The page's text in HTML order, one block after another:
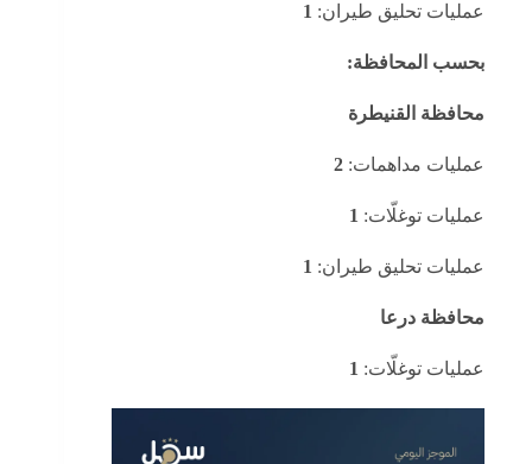
عمليات تحليق طيران:
بحسب المحافظة:
محافظة القنيطرة
عمليات مداهمات: 2
عمليات توغلّات: 1
عمليات تحليق طيران:
محافظة درعا
عمليات توغلّات: 1